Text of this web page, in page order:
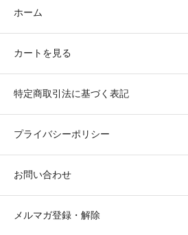
ホーム
カートを見る
特定商取引法に基づく表記
プライバシーポリシー
お問い合わせ
メルマガ登録・解除